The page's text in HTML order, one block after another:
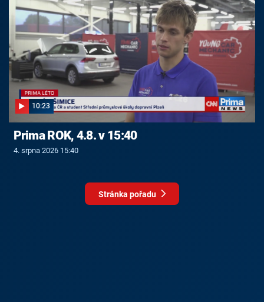
10:23
Prima ROK, 4.8. v 15:40
4. srpna 2026 15:40
Stránka pořadu